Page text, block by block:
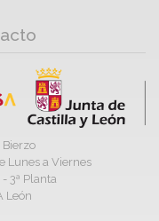
Lunes a Viernes
3ª Planta
León